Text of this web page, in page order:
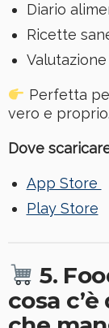
Diario
Ricette
Perfetta
vero e proprio.
Dove
App Store
Play Store
5.
cosa